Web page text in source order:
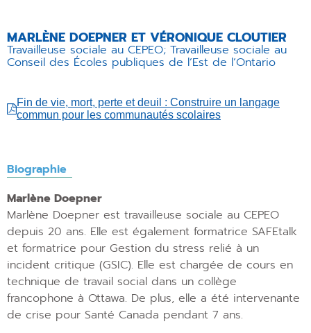
MARLÈNE DOEPNER ET VÉRONIQUE CLOUTIER
Travailleuse sociale au CEPEO; Travailleuse sociale au
Conseil des Écoles publiques de l’Est de l’Ontario
Fin de vie, mort, perte et deuil : Construire un langage
commun pour les communautés scolaires
Biographie
Marlène Doepner
Marlène Doepner est travailleuse sociale au CEPEO
depuis 20 ans. Elle est également formatrice SAFEtalk
et formatrice pour Gestion du stress relié à un
incident critique (GSIC). Elle est chargée de cours en
technique de travail social dans un collège
francophone à Ottawa. De plus, elle a été intervenante
de crise pour Santé Canada pendant 7 ans.